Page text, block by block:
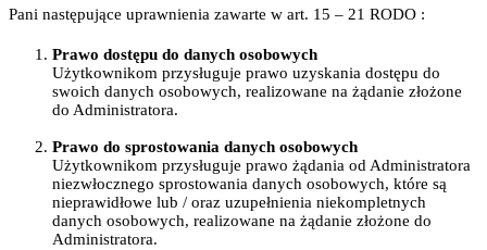
Pani następujące uprawnienia zawarte w art. 15 – 21 RODO :
Prawo dostępu do danych osobowych
Użytkownikom przysługuje prawo uzyskania dostępu do
swoich danych osobowych, realizowane na żądanie złożone
do Administratora.
Prawo do sprostowania danych osobowych
Użytkownikom przysługuje prawo żądania od Administratora
niezwłocznego sprostowania danych osobowych, które są
nieprawidłowe lub / oraz uzupełnienia niekompletnych
danych osobowych, realizowane na żądanie złożone do
Administratora.